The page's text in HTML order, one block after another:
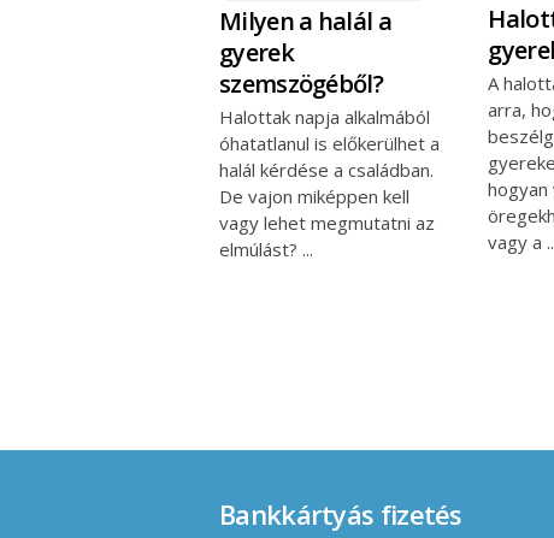
Milyen a halál a
gyerek
szemszögéből?
Halottak napja alkalmából
óhatatlanul is előkerülhet a
halál kérdése a családban.
De vajon miképpen kell
vagy lehet megmutatni az
elmúlást?
A
arra,
hogyan
vagy a
Bankkártyás fizetés